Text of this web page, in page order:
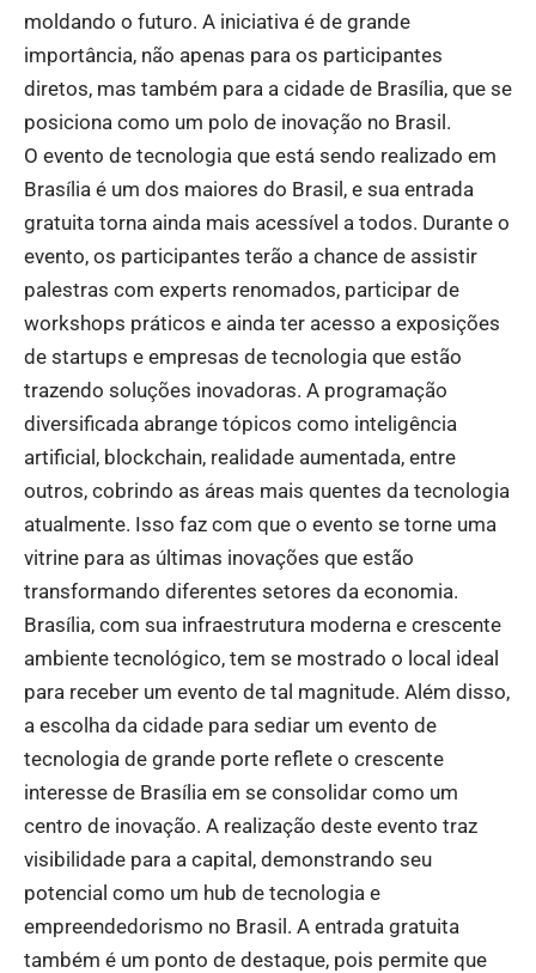
moldando o futuro. A iniciativa é de grande
importância, não apenas para os participantes
diretos, mas também para a cidade de Brasília, que se
posiciona como um polo de inovação no Brasil.
O evento de tecnologia que está sendo realizado em
Brasília é um dos maiores do Brasil, e sua entrada
gratuita torna ainda mais acessível a todos. Durante o
evento, os participantes terão a chance de assistir
palestras com experts renomados, participar de
workshops práticos e ainda ter acesso a exposições
de startups e empresas de tecnologia que estão
trazendo soluções inovadoras. A programação
diversificada abrange tópicos como inteligência
artificial, blockchain, realidade aumentada, entre
outros, cobrindo as áreas mais quentes da tecnologia
atualmente. Isso faz com que o evento se torne uma
vitrine para as últimas inovações que estão
transformando diferentes setores da economia.
Brasília, com sua infraestrutura moderna e crescente
ambiente tecnológico, tem se mostrado o local ideal
para receber um evento de tal magnitude. Além disso,
a escolha da cidade para sediar um evento de
tecnologia de grande porte reflete o crescente
interesse de Brasília em se consolidar como um
centro de inovação. A realização deste evento traz
visibilidade para a capital, demonstrando seu
potencial como um hub de tecnologia e
empreendedorismo no Brasil. A entrada gratuita
também é um ponto de destaque, pois permite que